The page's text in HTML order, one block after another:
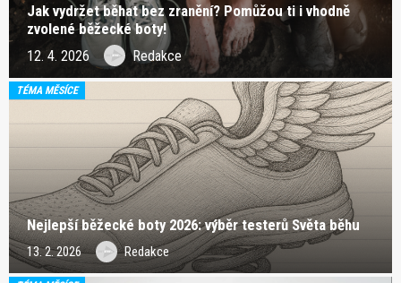
Jak vydržet běhat bez zranění? Pomůžou ti i vhodně
zvolené běžecké boty!
12. 4. 2026 Redakce
TÉMA MĚSÍCE
Nejlepší běžecké boty 2026: výběr testerů Světa běhu
13. 2. 2026 Redakce